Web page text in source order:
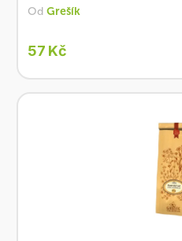
Od Grešík
57 Kč